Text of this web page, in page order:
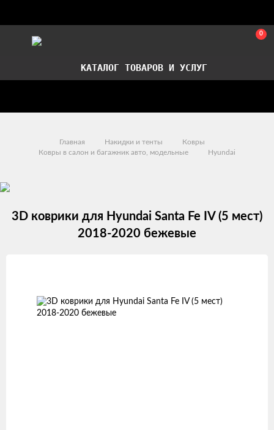
0
КАТАЛОГ ТОВАРОВ И УСЛУГ
Главная Накидки и тенты
Ковры
Ковры в салон и багажник авто, модельные
Hyundai
3D коврики для Hyundai Santa Fe IV (5 мест)
2018-2020 бежевые